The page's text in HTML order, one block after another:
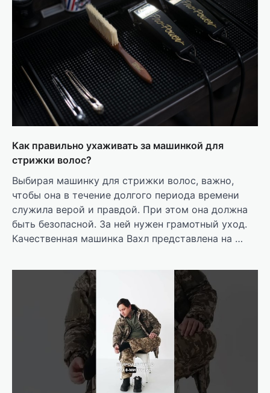
Как правильно ухаживать за машинкой для
стрижки волос?
Выбирая машинку для стрижки волос, важно,
чтобы она в течение долгого периода времени
служила верой и правдой. При этом она должна
быть безопасной. За ней нужен грамотный уход.
Качественная машинка Вахл представлена на …